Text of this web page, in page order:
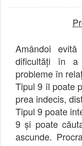
Amândoi
dificultăți în a
probleme în
Tipul 9 îl poate
prea indecis,
Tipul 9 poate
9 și poate
ascunde.